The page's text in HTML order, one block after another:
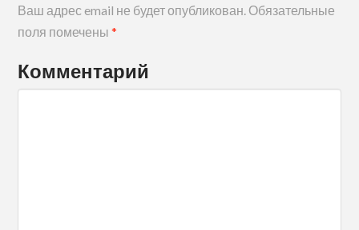
Ваш адрес email не будет опубликован. Обязательные
поля помечены*
Комментарий